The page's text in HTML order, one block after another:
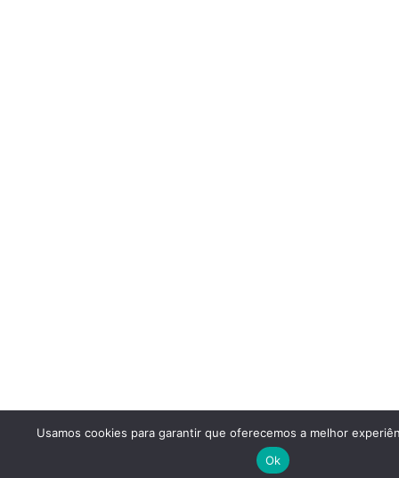
Usamos cookies para garantir que oferecemos a melhor
Ok